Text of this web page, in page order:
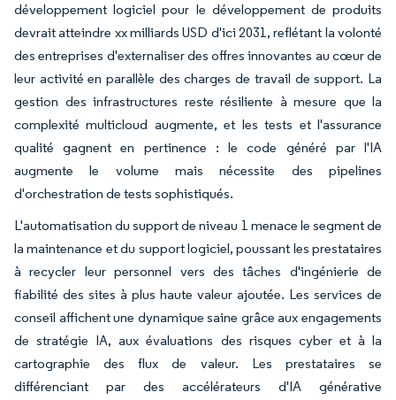
développement logiciel pour le développement de produits
devrait atteindre xx milliards USD d'ici 2031, reflétant la volonté
des entreprises d'externaliser des offres innovantes au cœur de
leur activité en parallèle des charges de travail de support. La
gestion des infrastructures reste résiliente à mesure que la
complexité multicloud augmente, et les tests et l'assurance
qualité gagnent en pertinence : le code généré par l'IA
augmente le volume mais nécessite des pipelines
d'orchestration de tests sophistiqués.
L'automatisation du support de niveau 1 menace le segment de
la maintenance et du support logiciel, poussant les prestataires
à recycler leur personnel vers des tâches d'ingénierie de
fiabilité des sites à plus haute valeur ajoutée. Les services de
conseil affichent une dynamique saine grâce aux engagements
de stratégie IA, aux évaluations des risques cyber et à la
cartographie des flux de valeur. Les prestataires se
différenciant par des accélérateurs d'IA générative